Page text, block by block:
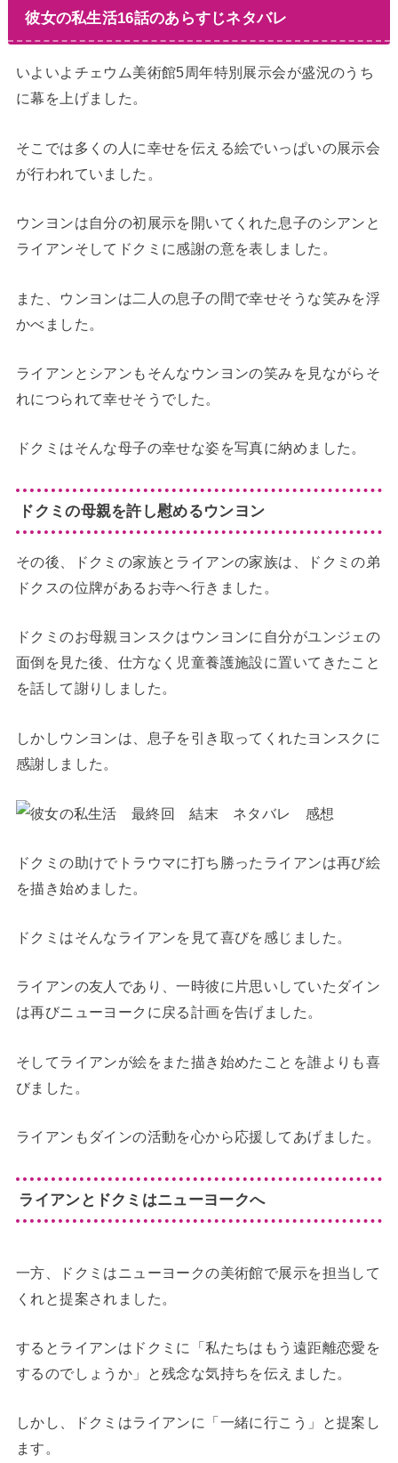
彼女の私生活16話のあらすじネタバレ
いよいよチェウム美術館5周年特別展示会が盛況のうち
に幕を上げました。
そこでは多くの人に幸せを伝える絵でいっぱいの展示会
が行われていました。
ウンヨンは自分の初展示を開いてくれた息子のシアンと
ライアンそしてドクミに感謝の意を表しました。
また、ウンヨンは二人の息子の間で幸せそうな笑みを浮
かべました。
ライアンとシアンもそんなウンヨンの笑みを見ながらそ
れにつられて幸せそうでした。
ドクミはそんな母子の幸せな姿を写真に納めました。
ドクミの母親を許し慰めるウンヨン
その後、ドクミの家族とライアンの家族は、ドクミの弟
ドクスの位牌があるお寺へ行きました。
ドクミのお母親ヨンスクはウンヨンに自分がユンジェの
面倒を見た後、仕方なく児童養護施設に置いてきたこと
を話して謝りしました。
しかしウンヨンは、息子を引き取ってくれたヨンスクに
感謝しました。
ドクミの助けでトラウマに打ち勝ったライアンは再び絵
を描き始めました。
ドクミはそんなライアンを見て喜びを感じました。
ライアンの友人であり、一時彼に片思いしていたダイン
は再びニューヨークに戻る計画を告げました。
そしてライアンが絵をまた描き始めたことを誰よりも喜
びました。
ライアンもダインの活動を心から応援してあげました。
ライアンとドクミはニューヨークへ
一方、ドクミはニューヨークの美術館で展示を担当して
くれと提案されました。
するとライアンはドクミに「私たちはもう遠距離恋愛を
するのでしょうか」と残念な気持ちを伝えました。
しかし、ドクミはライアンに「一緒に行こう」と提案し
ます。